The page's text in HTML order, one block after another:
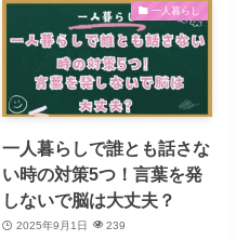
一人暮らし
一人暮らしで誰とも話さな
い時の対策5つ！言葉を発
しないで脳は大丈夫？
2025年9月1日 239